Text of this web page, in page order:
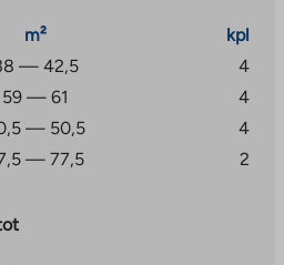
m²
kpl
— 42,5
4
59 — 61
4
— 50,5
4
— 77,5 2